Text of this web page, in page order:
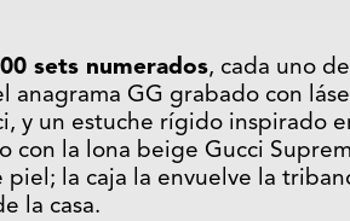
sets numerados, cada uno
anagrama GG grabado con
y un estuche rígido inspirado
con la lona beige Gucci
la caja la envuelve la
la casa.